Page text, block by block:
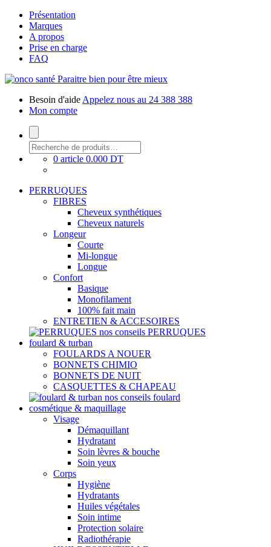
Présentation
Marques
A propos
Prise en charge
FAQ
Paraitre bien pour être mieux
Besoin d'aide Appelez nous au 24 388 388
Mon compte
0 article 0.000 DT
PERRUQUES
FIBRES
Cheveux synthétiques
Cheveux naturels
Longeur
Courte
Mi-longue
Longue
Confort
Basique
Monofilament
100% fait main
ENTRETIEN & ACCESOIRES
nos conseils PERRUQUES
foulard & turban
FOULARDS A NOUER
BONNETS CHIMIO
BONNETS DE NUIT
CASQUETTES & CHAPEAU
nos conseils foulard
cosmétique & maquillage
Visage
Démaquillant
Hydratant
Soin lèvres & bouche
Soin yeux
Corps
Hygiène
Hydratants
Huiles végétales
Soin intime
Protection solaire
Radiothérapie